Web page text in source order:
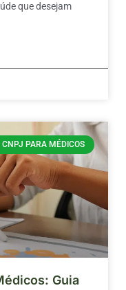
que desejam
CNPJ PARA MÉDICOS
Guia